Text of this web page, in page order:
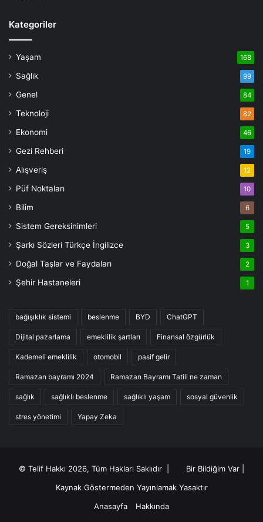
Kategoriler
Yaşam 168
Sağlık 99
Genel 84
Teknoloji 82
Ekonomi 46
Gezi Rehberi 19
Alışveriş 12
Püf Noktaları 10
Bilim 6
Sistem Gereksinimleri 5
Şarkı Sözleri Türkçe İngilizce 3
Doğal Taşlar ve Faydaları 2
Şehir Hastaneleri 1
bağışıklık sistemi beslenme BYD ChatGPT
Dijital pazarlama emeklilik şartları Finansal özgürlük
Kademeli emeklilik otomobil pasif gelir
Ramazan bayramı 2024 Ramazan Bayramı Tatili ne zaman
sağlık sağlıklı beslenme sağlıklı yaşam sosyal güvenlik
stres yönetimi Yapay Zeka
© Telif Hakkı 2026, Tüm Hakları Saklıdır | Bir Bildiğim Var
Kaynak Göstermeden Yayınlamak Yasaktır
Anasayfa
Hakkında